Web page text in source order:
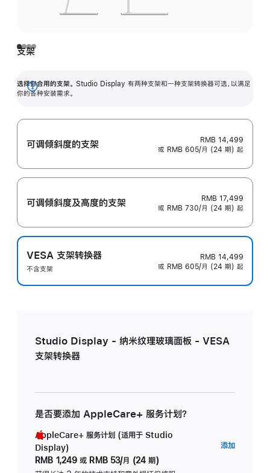
支架
选择你合用的支架。 Studio Display 有两种支架和一种支架转换器可选，以满足
你的各种安装需求。
展
可调倾斜度的支架
RMB 14,499
或 RMB 605/月 (24 期) 起
可调倾斜度及高‍度的支‍架
RMB 17,499
或 RMB 730/月 (24 期) 起
VESA 支架转换器
不含支架
RMB 14,499
或 RMB 605/月 (24 期) 起
Studio Display - 纳米纹理玻璃面板 - VESA
支架转换器
是否要添加 AppleCare+ 服务计划？
AppleCare+ 服务计划 (适用于 Studio
Display)
RMB 1,249 或 RMB 53/月 (24 期)
添加